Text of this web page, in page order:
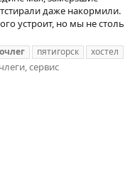
даже накормили.
устроит, но мы не столь
пятигорск хостел
сервис